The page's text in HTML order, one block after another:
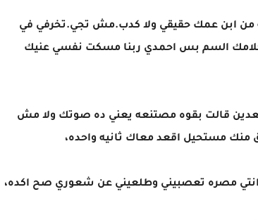
من ابن عمك حقيقي ولا كدب.مش تجي.تخرفي في
كلامك السم بس احمدي ربنا مسكت نفسي عنيك
قالت بقوه مصتنعه يعني ده صوتك ولا مش
منك مستحيل اقعد معاك ثانيه واحده،
مصره تعصبيني وطلعيني عن شعوري صح اكده،